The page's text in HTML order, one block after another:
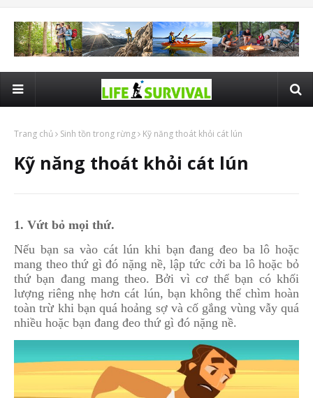
Trang chủ Sinh tồn trong rừng Kỹ năng thoát khỏi cát lún
Kỹ năng thoát khỏi cát lún
1. Vứt bỏ mọi thứ.
Nếu bạn sa vào cát lún khi bạn đang đeo ba lô hoặc
mang theo thứ gì đó nặng nề, lập tức cởi ba lô hoặc bỏ
thứ bạn đang mang theo. Bởi vì cơ thể bạn có khối
lượng riêng nhẹ hơn cát lún, bạn không thể chìm hoàn
toàn trừ khi bạn quá hoảng sợ và cố gắng vùng vẫy quá
nhiều hoặc bạn đang đeo thứ gì đó nặng nề.